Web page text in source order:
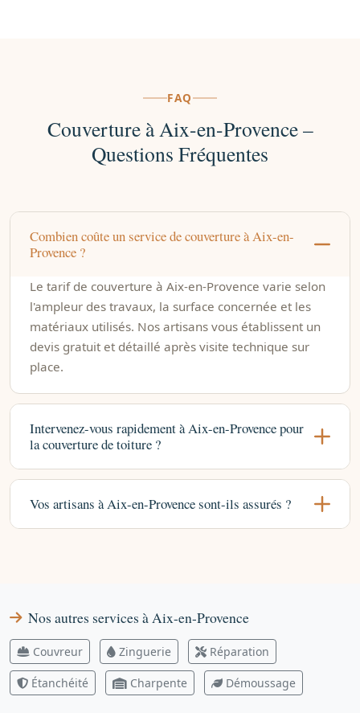
FAQ
Couverture à Aix-en-Provence –
Questions Fréquentes
Combien coûte un service de couverture à Aix-en-
Provence ?
Le tarif de couverture à Aix-en-Provence varie selon
l'ampleur des travaux, la surface concernée et les
matériaux utilisés. Nos artisans vous établissent un
devis gratuit et détaillé après visite technique sur
place.
Intervenez-vous rapidement à Aix-en-Provence pour
la couverture de toiture ?
Vos artisans à Aix-en-Provence sont-ils assurés ?
Nos autres services à Aix-en-Provence
Couvreur Zinguerie Réparation
Étanchéité Charpente Démoussage